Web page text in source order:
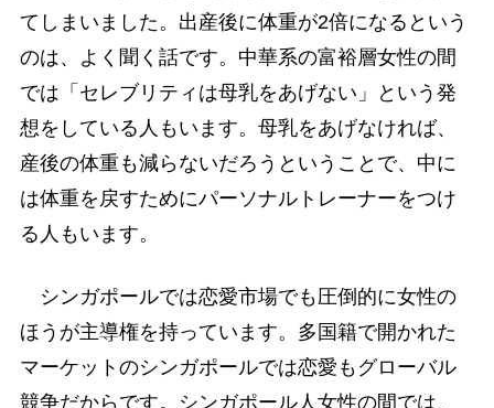
てしまいました。出産後に体重が2倍になるという
のは、よく聞く話です。中華系の富裕層女性の間
では「セレブリティは母乳をあげない」という発
想をしている人もいます。母乳をあげなければ、
産後の体重も減らないだろうということで、中に
は体重を戻すためにパーソナルトレーナーをつけ
る人もいます。
シンガポールでは恋愛市場でも圧倒的に女性の
ほうが主導権を持っています。多国籍で開かれた
マーケットのシンガポールでは恋愛もグローバル
競争だからです。シンガポール人女性の間では、